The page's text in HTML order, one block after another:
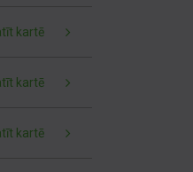
kartē
kartē
kartē